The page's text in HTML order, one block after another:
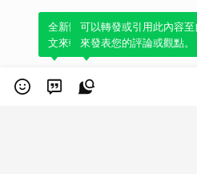
全新體驗！一鍵引用此內容，透
文來輕鬆表達個人立場。
可以轉發或引用此內容至
來發表您的評論或觀點。